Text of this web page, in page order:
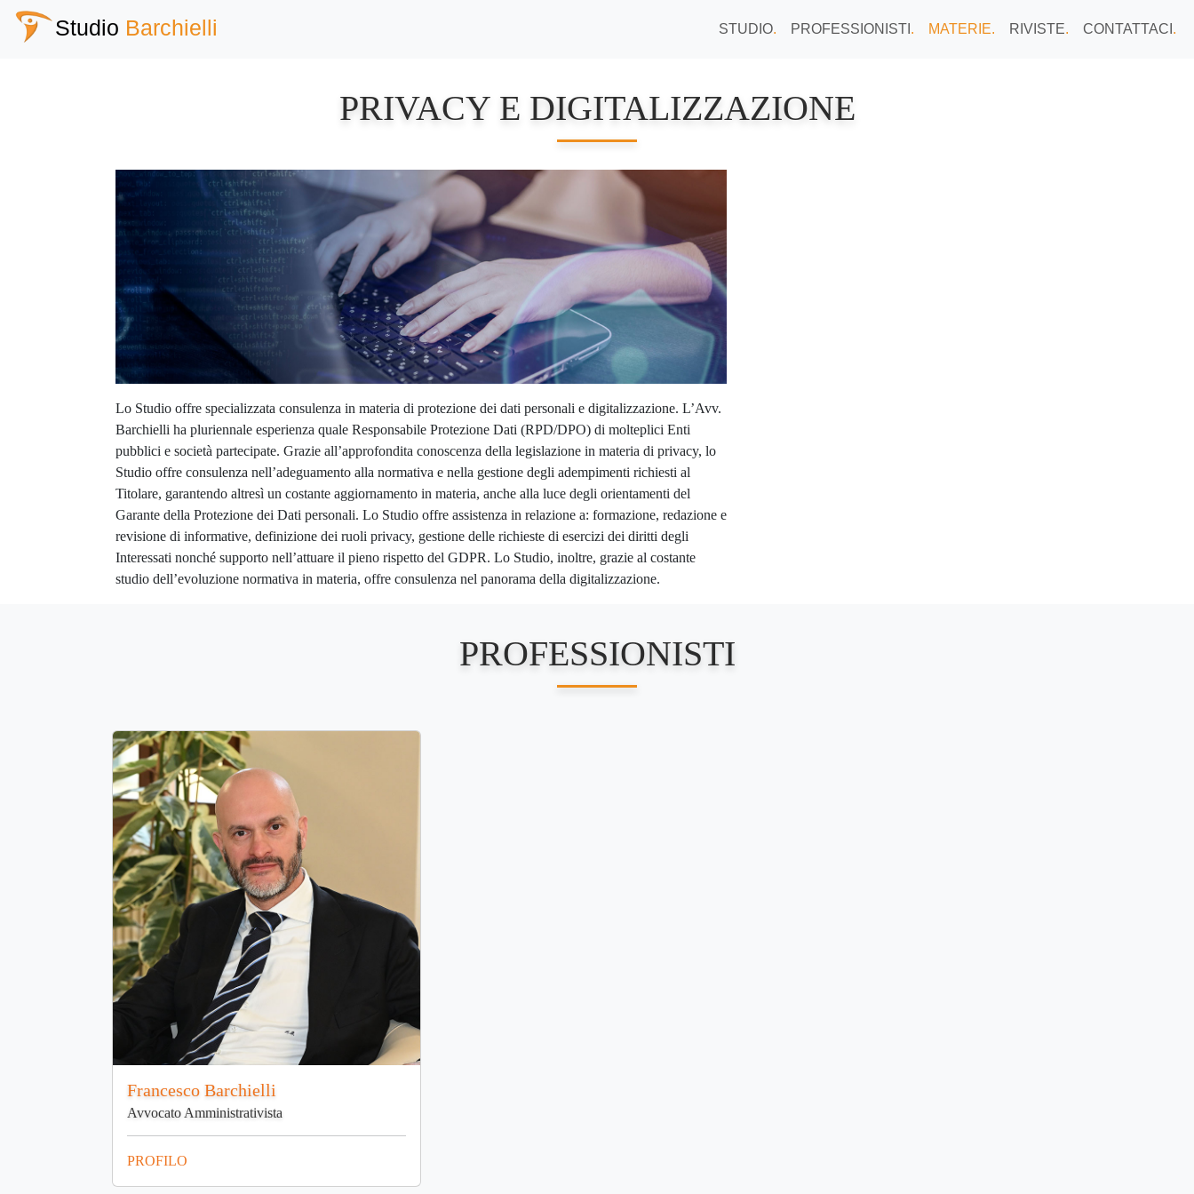
Studio Barchielli STUDIO. PROFESSIONISTI . MATERIE. RIVISTE. CONTATTACI .
PRIVACY E DIGITALIZZAZIONE
Lo Studio offre specializzata consulenza in materia di protezione dei dati personali e digitalizzazione. L’Avv.
Barchielli ha pluriennale esperienza quale Responsabile Protezione Dati (RPD/DPO) di molteplici Enti
pubblici e società partecipate. Grazie all’approfondita conoscenza della legislazione in materia di privacy, lo
Studio offre consulenza nell’adeguamento alla normativa e nella gestione degli adempimenti richiesti al
Titolare, garantendo altresì un costante aggiornamento in materia, anche alla luce degli orientamenti del
Garante della Protezione dei Dati personali. Lo Studio offre assistenza in relazione a: formazione, redazione e
revisione di informative, definizione dei ruoli privacy, gestione delle richieste di esercizi dei diritti degli
Interessati nonché supporto nell’attuare il pieno rispetto del GDPR. Lo Studio, inoltre, grazie al costante
studio dell’evoluzione normativa in materia, offre consulenza nel panorama della digitalizzazione.
PROFESSIONISTI
Francesco Barchielli
Avvocato Amministrativista
PROFILO